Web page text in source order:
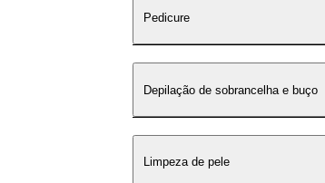
Pedicure
Depilação de sobrancelha e buço
Limpeza de pele